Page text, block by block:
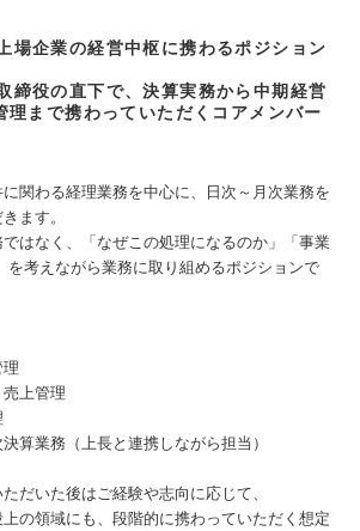
場企業の経営中枢に携わるポジション
締役の直下で、決算実務から中期経営
理まで携わっていただくコアメンバー
関わる経理業務を中心に、日次～月次業務を
ます。
はなく、「なぜこの処理になるのか」「事業
を考えながら業務に取り組めるポジションで
理
売上管理
算業務（上長と連携しながら担当）
だいた後はご経験や志向に応じて、
の領域にも、段階的に携わっていただく想定